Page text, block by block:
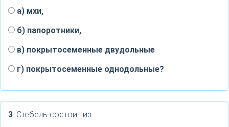
а) мхи,
б) папоротники,
в) покрытосеменные двудольные
г) покрытосеменные однодольные?
3. Стебель состоит из...